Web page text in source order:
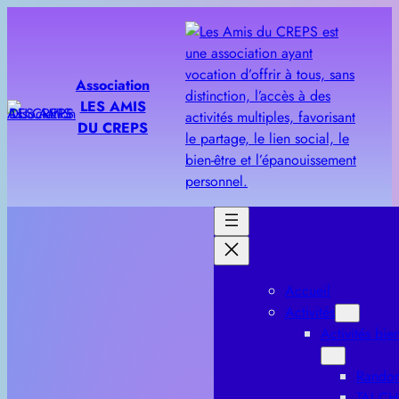
Association
LES AMIS
DU CREPS
Accueil
Activités
Activités